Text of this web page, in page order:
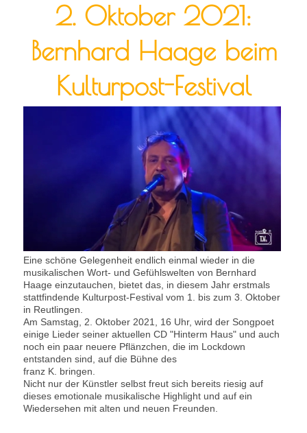
2. Oktober 2021:
Bernhard Haage beim
Kulturpost-Festival
Eine schöne Gelegenheit endlich einmal wieder in die
musikalischen Wort- und Gefühlswelten von Bernhard
Haage einzutauchen, bietet das, in diesem Jahr erstmals
stattfindende Kulturpost-Festival vom 1. bis zum 3. Oktober
in Reutlingen.
Am Samstag, 2. Oktober 2021, 16 Uhr, wird der Songpoet
einige Lieder seiner aktuellen CD "Hinterm Haus" und auch
noch ein paar neuere Pflänzchen, die im Lockdown
entstanden sind, auf die Bühne des
franz K. bringen.
Nicht nur der Künstler selbst freut sich bereits riesig auf
dieses emotionale musikalische Highlight und auf ein
Wiedersehen mit alten und neuen Freunden.